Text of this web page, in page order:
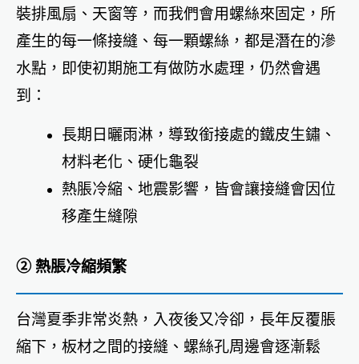
裝排風扇、天窗等，而我們會用螺絲來固定，所
產生的每一條接縫、每一顆螺絲，都是潛在的滲
水點，即使初期施工有做防水處理，仍然會遇
到：
長期日曬雨淋，導致銜接處的鐵皮生鏽、
材料老化、硬化龜裂
熱脹冷縮、地震影響，皆會讓接縫會因位
移產生縫隙
② 熱脹冷縮頻繁
台灣夏季非常炎熱，入夜後又冷卻，長年反覆脹
縮下，板材之間的接縫、螺絲孔周邊會逐漸鬆